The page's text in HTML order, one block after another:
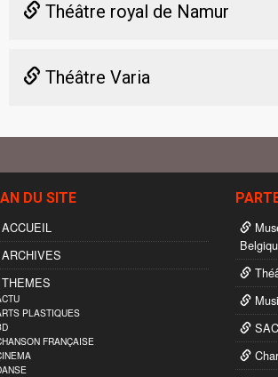
Théâtre royal de Namur
Théâtre Varia
DU SITE
ARCHIVES
THEMES
PLASTIQUES
FRANÇAISE